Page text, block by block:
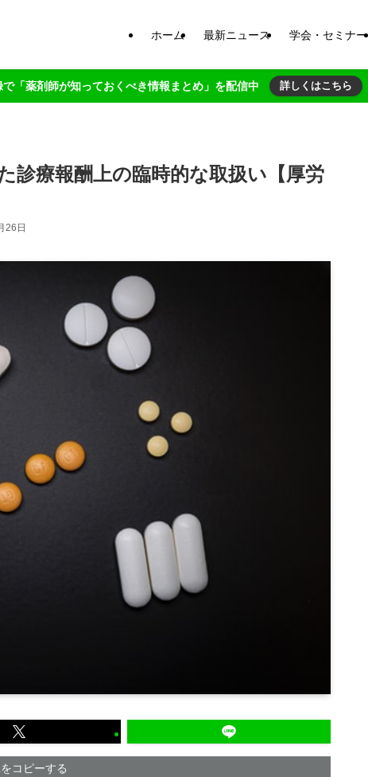
ホーム 最新ニュース 学会・セミナー
で「薬剤師が知っておくべき情報まとめ」を配信中 詳しくはこちら
診療報酬上の臨時的な取扱い【厚労
26日
コピーする